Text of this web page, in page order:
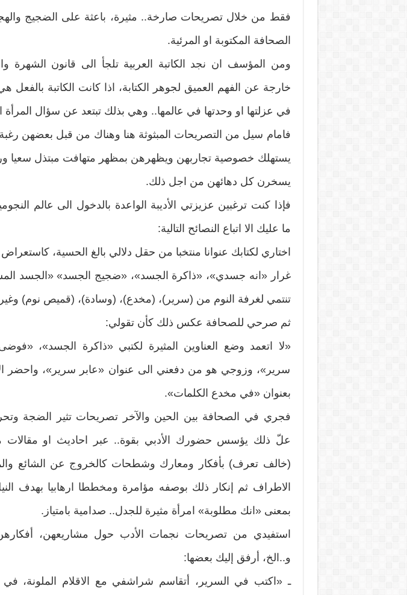
فقط من خلال تصريحات صارخة.. مثيرة، باعثة على الضجيج
الصحافة المكتوبة او المرئية.
ومن المؤسف ان نجد الكاتبة العربية تلجأ الى قانون الشهرة
خارجة عن الفهم العميق لجوهر الكتابة، اذا كانت الكاتبة بالفعل
في عزلتها او وحدتها في عالمها.. وهي بذلك تبتعد عن سؤال المرأة
فامام سيل من التصريحات المبثوثة هنا وهناك من قبل بعضهن
يستهلك خصوصية تجاربهن ويظهرهن بمظهر متهافت مبتذل سعيا
يسخرن كل دهائهن من اجل ذلك.
فإذا كنت ترغبين عزيزتي الأديبة الواعدة بالدخول الى عالم
ما عليك الا اتباع النصائح التالية:
اختاري لكتابك عنوانا منتخبا من حقل دلالي بالغ الحسية،
غرار «انه جسدي»، «ذاكرة الجسد»، «ضجيج الجسد» «الجسد
تنتمي لغرفة النوم من (سرير)، (مخدع)، (وسادة)، (قميص نوم)
ثم صرحي للصحافة عكس ذلك كأن تقولي:
«لا اتعمد وضع العناوين المثيرة لكتبي «ذاكرة الجسد»،
سرير»، وزوجي هو من دفعني الى عنوان «عابر سرير»، واحضر
بعنوان «في مخدع الكلمات».
فجري في الصحافة بين الحين والآخر تصريحات تثير الضجة
علّ ذلك يؤسس حضورك الأدبي بقوة.. عبر احاديث او مقالات
(خالف تعرف) بأفكار ومعارك وشطحات كالخروج عن الشائع
الاطراف ثم إنكار ذلك بوصفه مؤامرة ومخططا ارهابيا بهدف
بمعنى «انك مطلوبة» امرأة مثيرة للجدل.. صدامية بامتياز.
استفيدي من تصريحات نجمات الأدب حول مشاريعهن،
و..الخ، أرفق إليك بعضها:
ـ «اكتب في السرير، أتقاسم شراشفي مع الاقلام الملونة،